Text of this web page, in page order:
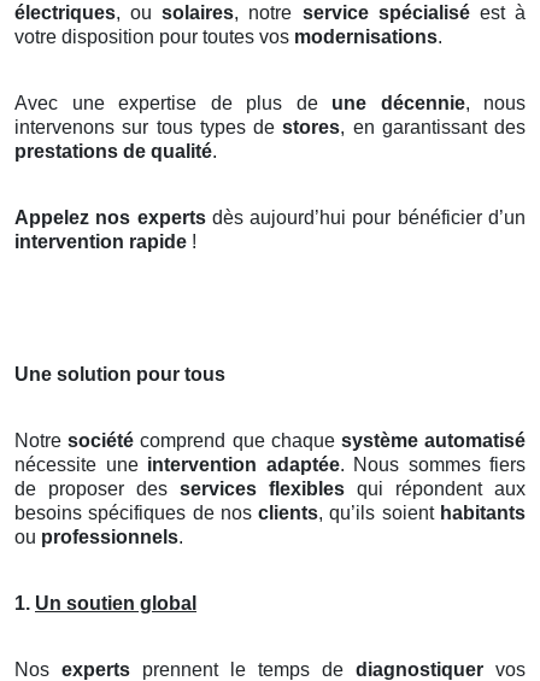
électriques, ousolaires, notre service spécialiséest à
votre disposition pour toutes vos modernisations.
Avec une expertise de plus de une décennie, nous
intervenons sur tous types destores, en garantissant des
prestations de qualité.
Appelez nos expertsdès aujourd’hui pour bénéficier d’un
intervention rapide !
Une solution pour tous
Notresociété comprend que chaque système automatisé
nécessite une intervention adaptée. Nous sommes fiers
de proposer des services flexibles qui répondent aux
besoins spécifiques de nosclients, qu’ils soient habitants
ou professionnels.
1. Un soutien global
Nos experts prennent le temps de diagnostiquer vos